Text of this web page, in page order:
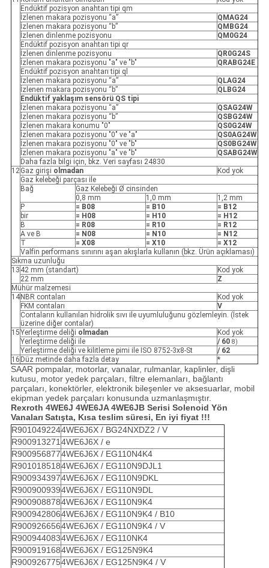
Endüktif pozisyon anahtarı tipi qm
İzlenen makara pozisyonu “a”
QMAG24
İzlenen makara pozisyonu “b”
QMBG24
İzlenen dinlenme pozisyonu
QM0G24
Endüktif pozisyon anahtarı tipi qr
İzlenen dinlenme pozisyonu
QR0G24S
İzlenen makara pozisyonu "a" ve "b"
QRABG24E
Endüktif pozisyon anahtarı tipi ql
İzlenen makara pozisyonu “a”
QLAG24
İzlenen makara pozisyonu “b”
QLBG24
Endüktif yaklaşım sensörü QS tipi
İzlenen makara pozisyonu “a”
QSAG24W
İzlenen makara pozisyonu “b”
QSBG24W
İzlenen makara konumu "0"
QS0G24W
İzlenen makara pozisyonu "0" ve "a"
QS0AG24W
İzlenen makara pozisyonu "0" ve "b"
QS0BG24W
İzlenen makara pozisyonu "a" ve "b"
QSABG24W
Daha fazla bilgi için, bkz. Veri sayfası 24830
12Gaz girişi olmadan
Kod yok
Gaz kelebeği parçası ile
Bağ
Gaz Kelebeği Ø cinsinden
0,8 mm
1,0 mm
1,2 mm
P
= B08 = B10
= B12
bir
= H08 = H10
= H12
B
= R08 = R10
= R12
A ve B
= N08 = N10
= N12
T
= X08 = X10
= X12
Valfin performans sınırını aşan akışlarla kullanın (bkz. Ürün açıklaması)
Sıkma uzunluğu
13 42 mm (standart)
Kod yok
22 mm
Z
Mühür malzemesi
14 NBR contaları
Kod yok
FKM contaları
V
Contaların kullanılan hidrolik sıvı ile uyumluluğunu gözlemleyin. (İstek
üzerine diğer contalar)
15Yerleştirme deliği olmadan
Kod yok
Yerleştirme deliği ile
/ 60 8)
Yerleştirme deliği ve kilitleme pimi ile ISO 8752-3x8-St
/ 62
16 Düz metinde daha fazla detay *
SAAR pompalar, motorlar, vanalar, rulmanlar, kaplinler, dişli
kutusu, motor yedek parçaları, filtre elemanları, bağlantı
parçaları, konektörler, elektronik bileşenler ve aksesuarlar, mobil
ekipman yedek parçaları konusunda uzmanlaşmıştır.
Rexroth 4WE6J 4WE6JA 4WE6JB Serisi Solenoid Yön
Vanaları Satışta, Kısa teslim süresi, En iyi fiyat !!!
R9010492244WE6J6X / BG24NXDZ2 / V
R9009132714WE6J6X / e
R9009568774WE6J6X / EG110N4K4
R9010185184WE6J6X / EG110N9DJL1
R9009343974WE6J6X / EG110N9DKL
R9009009394WE6J6X / EG110N9DL
R9009088784WE6J6X / EG110N9K4
R9009428064WE6J6X / EG110N9K4 / B10
R9009266564WE6J6X / EG110N9K4 / V
R9009440834WE6J6X / EG110NK4
R9009191684WE6J6X / EG125N9K4
R9009267754WE6J6X / EG125N9K4 / V